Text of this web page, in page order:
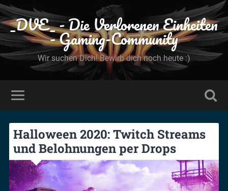
_DVE_ - Die Verlorenen Einheiten
- Gaming-Community
Wir suchen Dich! Bewirb dich noch heute :)
Halloween 2020: Twitch Streams
und Belohnungen per Drops